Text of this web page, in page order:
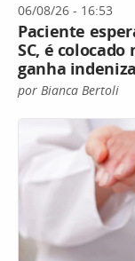
06/08/26 - 16:53
Paciente
SC, é
ganha
por Bianca Bertoli